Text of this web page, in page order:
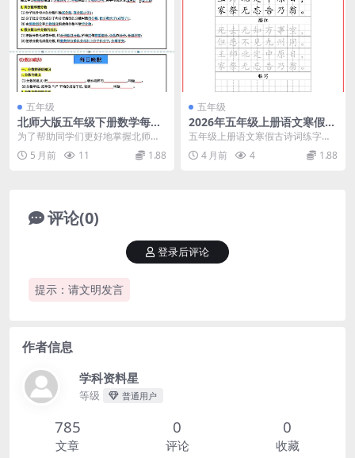
五年级
北师大版五年级下册数学每日
一练重点知识同步练习电子版
为了帮助同学们更好地掌握北师大
版五年级下册数学的核心考点，我
们整理了这份《每日一...
5 月前 11 1.88
五年级
2026年五年级上册语文寒假练
字字帖：古诗词专项临摹练字
表电子版
五年级上册语文寒假古诗词练字方
案 进入高年级阶段，书写的端正与
规范直接影响到语文...
4 月前 4 1.88
评论(0)
提示：请文明发言
登录后评论
作者信息
学科资料星
等级 普通用户
785
文章
0
评论
0
收藏